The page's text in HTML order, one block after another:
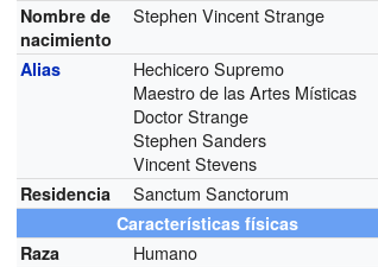
Nombre de
nacimiento
Stephen Vincent Strange
Alias
Hechicero Supremo
Maestro de las Artes Místicas
Doctor Strange
Stephen Sanders
Vincent Stevens
Residencia Sanctum Sanctorum
Características físicas
Raza
Humano